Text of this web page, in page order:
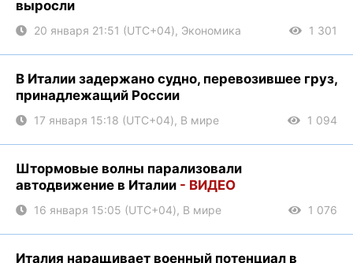
выросли
20 января 21:51 (UTC+04), Экономика 1 301
В Италии задержано судно, перевозившее груз,
принадлежащий России
17 января 15:18 (UTC+04), В мире 1 094
Штормовые волны парализовали
автодвижение в Италии - ВИДЕО
16 января 15:05 (UTC+04), В мире 1 076
Италия наращивает военный потенциал в